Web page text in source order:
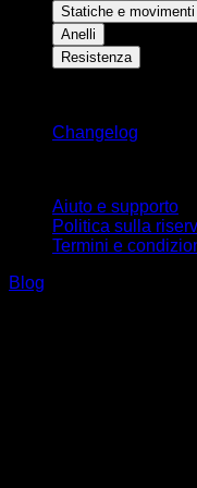
Statiche e
Anelli
Resistenza
Changelog
Aiuto e supporto
Politica sulla
Termini e
Blog